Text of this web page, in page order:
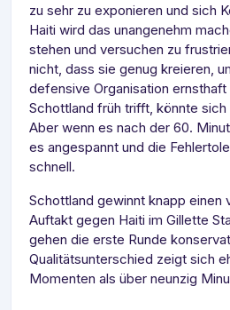
zu sehr zu exponieren und sich
Haiti wird das unangenehm
stehen und versuchen zu
nicht, dass sie genug kreieren,
defensive Organisation
Schottland früh trifft, könnte
Aber wenn es nach der 60.
es angespannt und die
schnell.
Schottland gewinnt knapp einen
Auftakt gegen Haiti im Gillette
gehen die erste Runde
Qualitätsunterschied zeigt sich
Momenten als über neunzig